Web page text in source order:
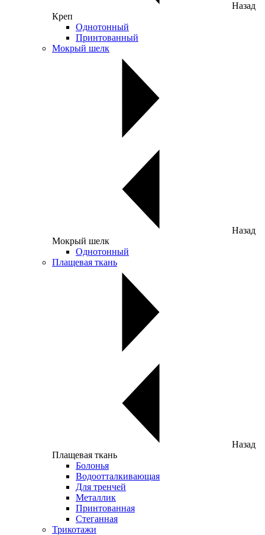
Назад
Креп
Однотонный
Принтованный
Мокрый шелк
Назад
Мокрый шелк
Однотонный
Плащевая ткань
Назад
Плащевая ткань
Болонья
Водоотталкивающая
Для тренчей
Металлик
Принтованная
Стеганная
Трикотажи